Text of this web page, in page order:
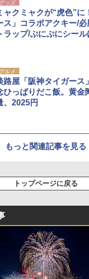
グッズ
ャクミャクが“虎色”に
ス」コラボアクキー/
ラップ/ぷにぷにシー
グルメ
路屋「阪神タイガース
ひっぱりだこ飯。黄金
、2025円
もっと関連記事を見る
トップページに戻る